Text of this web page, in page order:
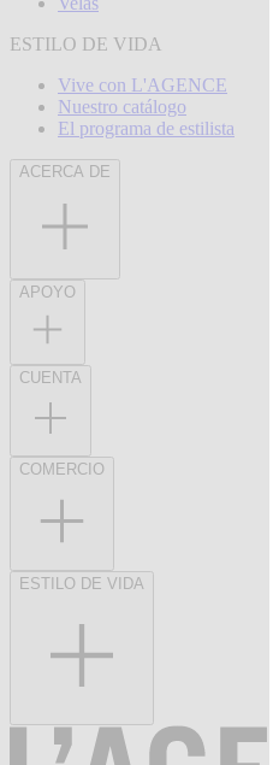
ESTILO DE VIDA
Vive con L'AGENCE
Nuestro catálogo
El programa de estilista
ACERCA DE
APOYO
CUENTA
COMERCIO
ESTILO DE VIDA